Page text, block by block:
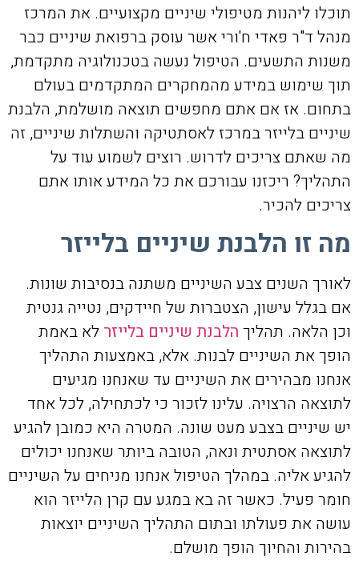
תוכלו ליהנות מטיפולי שיניים מקצועיים. את המרכז
מנהל ד"ר פאדי ח'ורי אשר עוסק ברפואת שיניים כבר
משנות התשעים. הטיפול נעשה בטכנולוגיה מתקדמת,
תוך שימוש במידע מהמחקרים המתקדמים בעולם
בתחום. אז אם אתם מחפשים תוצאה מושלמת, הלבנת
שיניים בלייזר במרכז לאסתטיקה והשתלות שיניים, זה
מה שאתם צריכים לדרוש. רוצים לשמוע עוד על
התהליך? ריכזנו עבורכם את כל המידע אותו אתם
צריכים להכיר.
מה זו הלבנת שיניים בלייזר
לאורך השנים צבע השיניים משתנה בנסיבות שונות.
אם בגלל עישון, הצטברות של חיידקים, נטייה גנטית
וכן הלאה. תהליך הלבנת שיניים בלייזר לא באמת
הופך את השיניים לבנות. אלא, באמצעות התהליך
אנחנו מבהירים את השיניים עד שאנחנו מגיעים
לתוצאה הרצויה. עלינו לזכור כי לכתחילה, לכל אחד
יש שיניים בצבע מעט שונה. המטרה היא כמובן להגיע
לתוצאה אסתטית ונאה, הטובה ביותר שאנחנו יכולים
להגיע אליה. במהלך הטיפול אנחנו מניחים על השיניים
חומר פעיל. כאשר זה בא במגע עם קרן הלייזר הוא
עושה את פעולתו ובתום התהליך השיניים יוצאות
בהירות והחיוך הופך מושלם.